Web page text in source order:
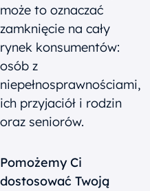
może to oznaczać
zamknięcie na cały
rynek konsumentów:
osób z
niepełnosprawnościami,
ich przyjaciół i rodzin
oraz seniorów.
Pomożemy Ci
dostosować Twoją